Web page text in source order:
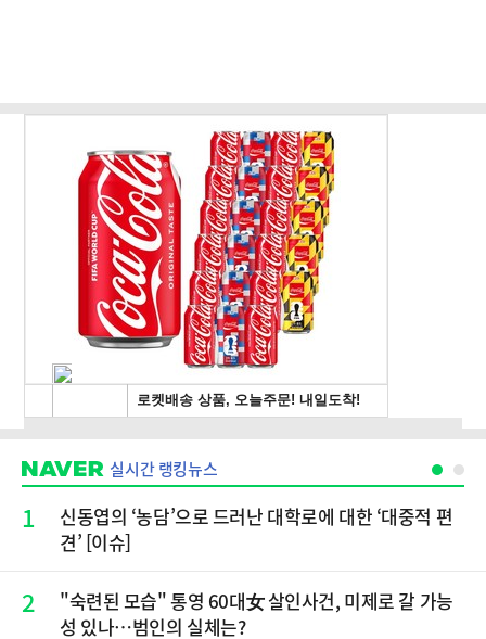
실시간 랭킹뉴스
1
신동엽의 ‘농담’으로 드러난 대학로에 대한 ‘대중적 편
견’ [이슈]
2
"숙련된 모습" 통영 60대女 살인사건, 미제로 갈 가능
성 있나…범인의 실체는?